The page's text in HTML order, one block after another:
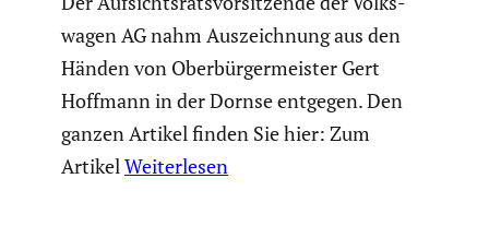
wagen AG nahm Auszeich­nung aus den
Händen von Oberbür­ger­meister Gert
Hoffmann in der Dornse entgegen. Den
ganzen Artikel finden Sie hier: Zum
Artikel Weiterlesen